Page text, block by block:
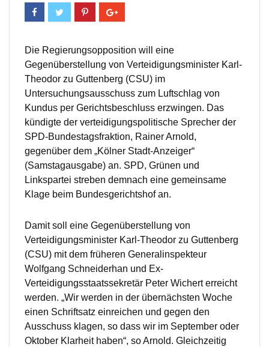
Die Regierungsopposition will eine
Gegenüberstellung von Verteidigungsminister Karl-
Theodor zu Guttenberg (CSU) im
Untersuchungsausschuss zum Luftschlag von
Kundus per Gerichtsbeschluss erzwingen. Das
kündigte der verteidigungspolitische Sprecher der
SPD-Bundestagsfraktion, Rainer Arnold,
gegenüber dem „Kölner Stadt-Anzeiger“
(Samstagausgabe) an. SPD, Grünen und
Linkspartei streben demnach eine gemeinsame
Klage beim Bundesgerichtshof an.
Damit soll eine Gegenüberstellung von
Verteidigungsminister Karl-Theodor zu Guttenberg
(CSU) mit dem früheren Generalinspekteur
Wolfgang Schneiderhan und Ex-
Verteidigungsstaatssekretär Peter Wichert erreicht
werden. „Wir werden in der übernächsten Woche
einen Schriftsatz einreichen und gegen den
Ausschuss klagen, so dass wir im September oder
Oktober Klarheit haben“, so Arnold. Gleichzeitig